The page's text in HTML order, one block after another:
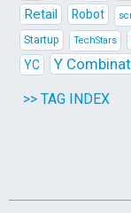
Retail Robot
Startup TechStars
YC Y
>> TAG INDEX